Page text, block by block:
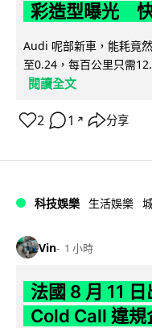
彩造型曝光
Audi 呢部新車，能耗竟
至0.24，每百公里只需
閱讀全文
2 1 ↗ 分享
科技娛樂 生活娛樂
Vin 1 小時
法國 8 月 11
Cold Call 違